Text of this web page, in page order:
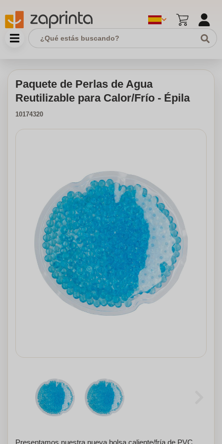
Paquete de Perlas de Agua
Reutilizable para Calor/Frío - Épila
10174320
Presentamos nuestra nueva bolsa caliente/fría de PVC